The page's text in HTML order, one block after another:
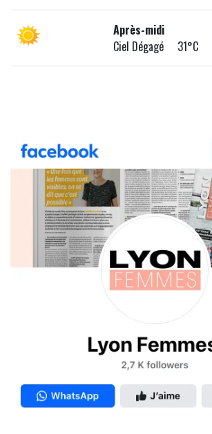
Après-midi
Ciel Dégagé 31°C